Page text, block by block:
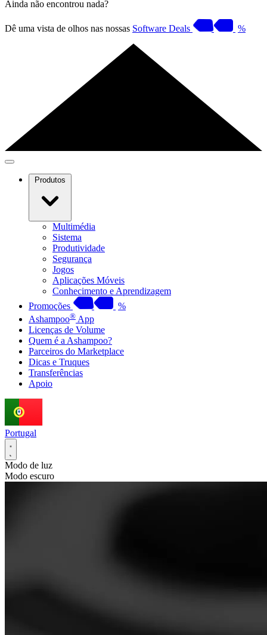
Ainda não encontrou nada?
Dê uma vista de olhos nas nossas Software Deals %
Produtos
Multimédia
Sistema
Produtividade
Segurança
Jogos
Aplicações Móveis
Conhecimento e Aprendizagem
Promoções
%
Ashampoo® App
Licenças de Volume
Quem é a Ashampoo?
Parceiros do Marketplace
Dicas e Truques
Transferências
Apoio
Portugal
Modo de luz
Modo escuro